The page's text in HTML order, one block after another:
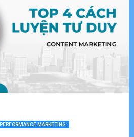
PERFORMANCE MARKETING